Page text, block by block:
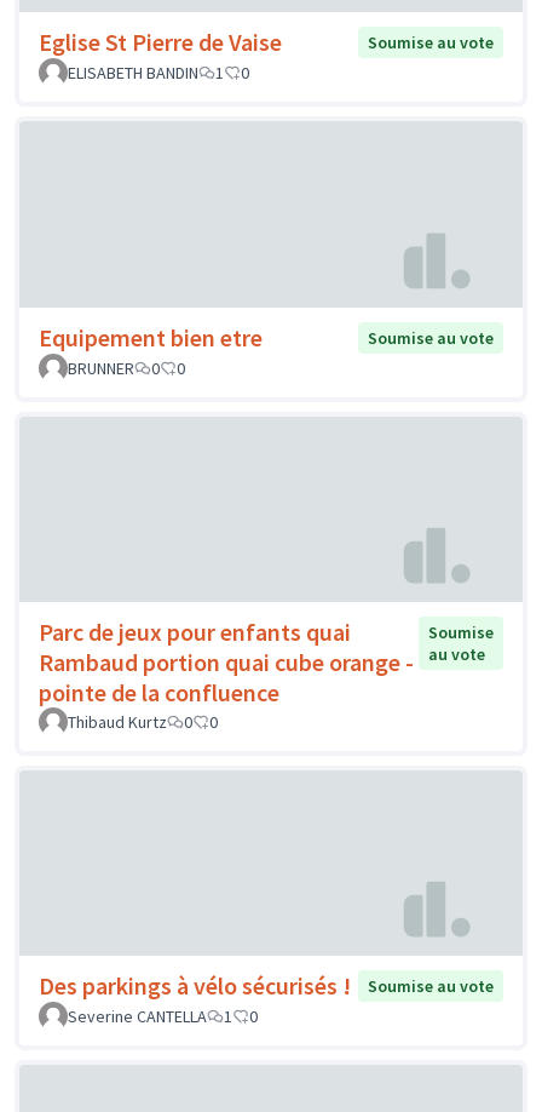
Eglise St Pierre de Vaise
Soumise au vote
ELISABETH BANDIN
1 0
Equipement bien etre
Soumise au vote
BRUNNER
0 0
Parc de jeux pour enfants quai
Rambaud portion quai cube orange -
pointe de la confluence
Soumise
au vote
Thibaud Kurtz 0 0
Des parkings à vélo sécurisés !
Soumise au vote
Severine CANTELLA
1 0